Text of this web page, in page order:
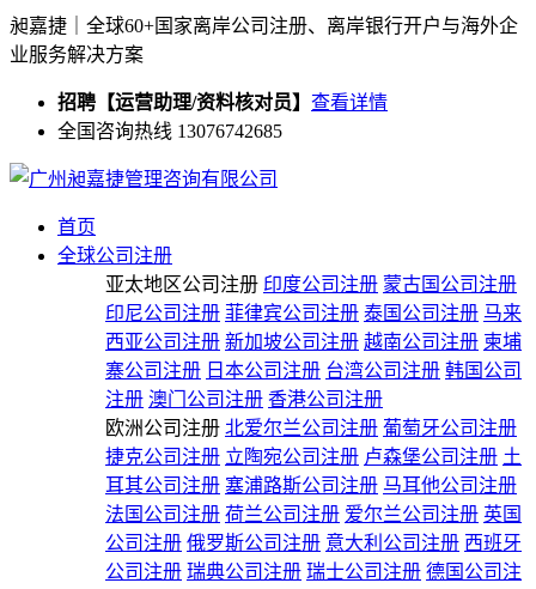
昶嘉捷｜全球60+国家离岸公司注册、离岸银行开户与海外企
业服务解决方案
招聘【运营助理/资料核对员】 查看详情
全国咨询热线 13076742685
首页
全球公司注册
亚太地区公司注册 印度公司注册 蒙古国公司注册
印尼公司注册 菲律宾公司注册 泰国公司注册 马来
西亚公司注册 新加坡公司注册 越南公司注册 柬埔
寨公司注册 日本公司注册 台湾公司注册 韩国公司
注册 澳门公司注册 香港公司注册
欧洲公司注册 北爱尔兰公司注册 葡萄牙公司注册
捷克公司注册 立陶宛公司注册 卢森堡公司注册 土
耳其公司注册 塞浦路斯公司注册 马耳他公司注册
法国公司注册 荷兰公司注册 爱尔兰公司注册 英国
公司注册 俄罗斯公司注册 意大利公司注册 西班牙
公司注册 瑞典公司注册 瑞士公司注册 德国公司注